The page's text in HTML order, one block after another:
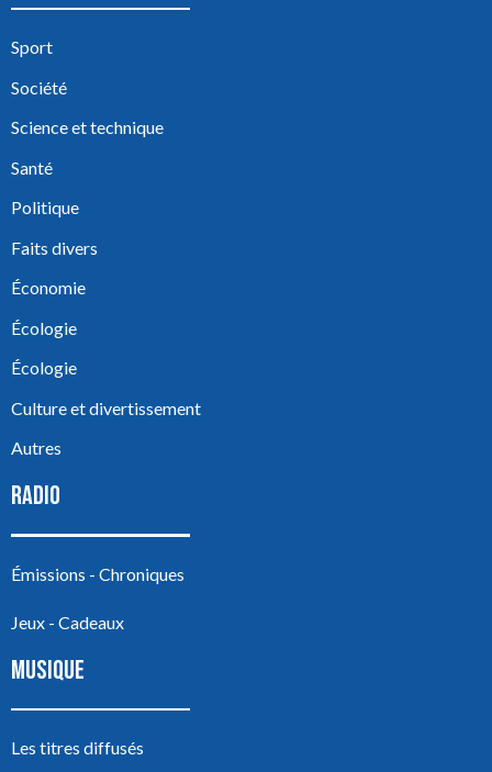
Sport
Société
Science et technique
Santé
Politique
Faits divers
Économie
Écologie
Écologie
Culture et divertissement
Autres
RADIO
Émissions - Chroniques
Jeux - Cadeaux
MUSIQUE
Les titres diffusés